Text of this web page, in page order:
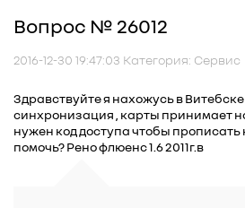
Вопрос № 26012
2016-12-30 19:47:03 Категория: Сервис
Здравствуйте я нахожусь в
синхронизация , карты принимает
нужен код доступа чтобы
помочь? Рено флюенс 1.6 2011г.в